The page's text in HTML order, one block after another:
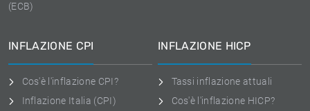
(ECB)
INFLAZIONE CPI
Cos'è l'inflazione CPI?
Inflazione Italia (CPI)
INFLAZIONE HICP
Tassi inflazione attuali
Cos'è l'inflazione HICP?